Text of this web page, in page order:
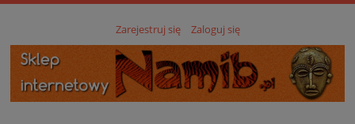
Zarejestruj się Zaloguj się